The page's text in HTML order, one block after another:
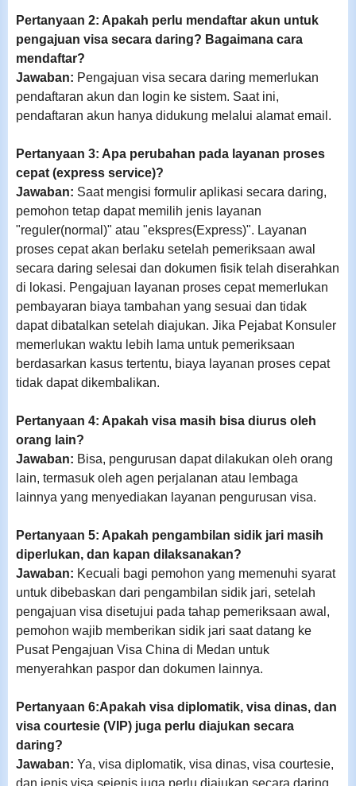
Pertanyaan 2: Apakah perlu mendaftar akun untuk
pengajuan visa secara daring? Bagaimana cara
mendaftar?
Jawaban: Pengajuan visa secara daring memerlukan
pendaftaran akun dan login ke sistem. Saat ini,
pendaftaran akun hanya didukung melalui alamat email.
Pertanyaan 3: Apa perubahan pada layanan proses
cepat (express service)?
Jawaban: Saat mengisi formulir aplikasi secara daring,
pemohon tetap dapat memilih jenis layanan
"reguler(normal)" atau "ekspres(Express)". Layanan
proses cepat akan berlaku setelah pemeriksaan awal
secara daring selesai dan dokumen fisik telah diserahkan
di lokasi. Pengajuan layanan proses cepat memerlukan
pembayaran biaya tambahan yang sesuai dan tidak
dapat dibatalkan setelah diajukan. Jika Pejabat Konsuler
memerlukan waktu lebih lama untuk pemeriksaan
berdasarkan kasus tertentu, biaya layanan proses cepat
tidak dapat dikembalikan.
Pertanyaan 4: Apakah visa masih bisa diurus oleh
orang lain?
Jawaban: Bisa, pengurusan dapat dilakukan oleh orang
lain, termasuk oleh agen perjalanan atau lembaga
lainnya yang menyediakan layanan pengurusan visa.
Pertanyaan 5: Apakah pengambilan sidik jari masih
diperlukan, dan kapan dilaksanakan?
Jawaban: Kecuali bagi pemohon yang memenuhi syarat
untuk dibebaskan dari pengambilan sidik jari, setelah
pengajuan visa disetujui pada tahap pemeriksaan awal,
pemohon wajib memberikan sidik jari saat datang ke
Pusat Pengajuan Visa China di Medan untuk
menyerahkan paspor dan dokumen lainnya.
Pertanyaan 6:Apakah visa diplomatik, visa dinas, dan
visa courtesie (VIP) juga perlu diajukan secara
daring?
Jawaban: Ya, visa diplomatik, visa dinas, visa courtesie,
dan jenis visa sejenis juga perlu diajukan secara daring.